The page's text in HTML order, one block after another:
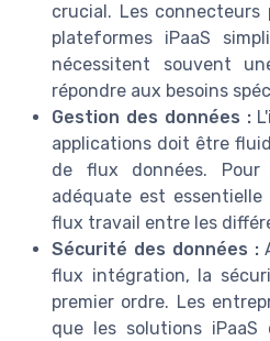
crucial. Les
plateformes iPaaS
nécessitent souvent
répondre aux besoins
Gestion des données :
applications doit être
de flux données.
adéquate est
flux travail entre les
Sécurité des données :
flux intégration, la
premier ordre. Les
que les solutions